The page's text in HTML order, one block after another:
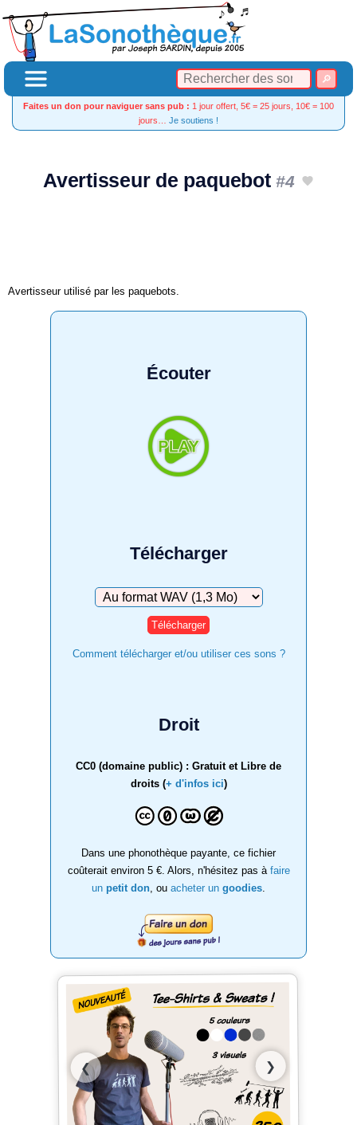
Faites un don pour naviguer sans pub : 1 jour offert, 5€ = 25 jours, 10€ = 100
jours… Je soutiens !
Avertisseur de paquebot#4
Avertisseur utilisé par les paquebots.
Écouter
Télécharger
Télécharger
Comment télécharger et/ou utiliser ces sons ?
Droit
CC0 (domaine public) : Gratuit et Libre de
droits (+ d'infos ici)
Dans une phonothèque payante, ce fichier
coûterait environ 5 €. Alors, n'hésitez pas à faire
un petit don , ou acheter un goodies
❮ ❯